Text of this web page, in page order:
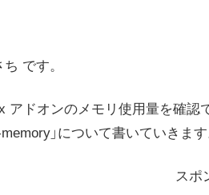
です。
アドオンのメモリ使用量を確認
memory」について書いていきま
スポ